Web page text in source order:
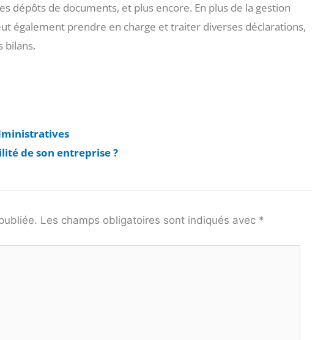
dépôts de documents, et plus encore. En plus de la gestion
également prendre en charge et traiter diverses déclarations,
bilans.
de son entreprise ?
Les champs obligatoires sont indiqués avec *